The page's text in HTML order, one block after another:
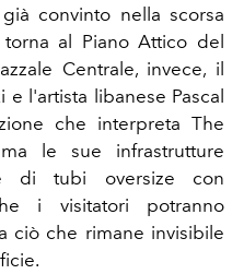
convinto nella scorsa
al Piano Attico del
Centrale, invece, il
l'artista libanese Pascal
che interpreta The
le sue infrastrutture
di tubi oversize con
i visitatori potranno
ciò che rimane invisibile